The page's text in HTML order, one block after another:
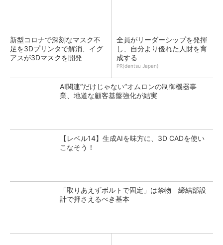
新型コロナで深刻なマスク不
足を3Dプリンタで解消、イグ
アスが3Dマスクを開発
全員がリーダーシップを発揮
し、自分より優れた人財を育
成する
PR(dentsu Japan)
AI関連“だけじゃない”オムロンの制御機器事
業、地道な顧客基盤強化が結実
【レベル14】生成AIを味方に、3D CADを使い
こなそう！
「取りあえずボルトで固定」は禁物 締結部設
計で押さえるべき基本